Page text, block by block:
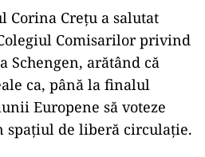
Corina Creţu a salutat
Comisarilor privind
Schengen, arătând că
ca, până la finalul
Europene să voteze
spaţiul de liberă circulaţie.